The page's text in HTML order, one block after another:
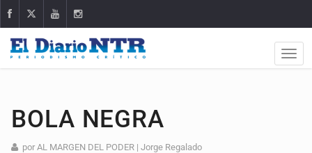
BOLA NEGRA
por AL MARGEN DEL PODER | Jorge Regalado